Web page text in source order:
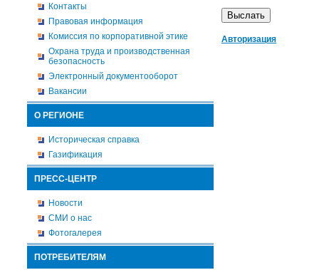
Контакты
Правовая информация
Комиссия по корпоративной этике
Охрана труда и производственная
безопасность
Электронный документооборот
Вакансии
О РЕГИОНЕ
Историческая справка
Газификация
ПРЕСС-ЦЕНТР
Новости
СМИ о нас
Фотогалерея
ПОТРЕБИТЕЛЯМ
Авторизация